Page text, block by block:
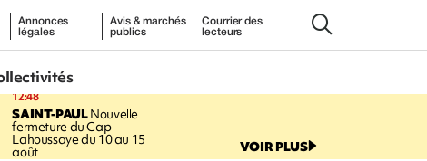
Annonces
légales
Avis & marchés
publics
Courrier des
lecteurs
12:48
SAINT-PAULNouvelle
fermeture du Cap
Lahoussaye du 10 au 15
août VOIR PLUS